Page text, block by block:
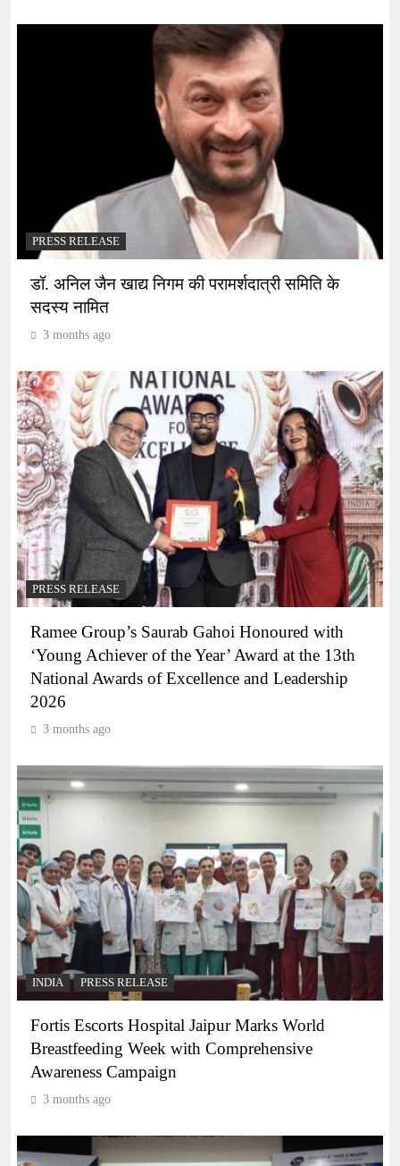
PRESS RELEASE
डॉ. अनिल जैन खाद्य निगम की परामर्शदात्री समिति के
सदस्य नामित
3 months ago
PRESS RELEASE
Ramee Group’s Saurab Gahoi Honoured with
‘Young Achiever of the Year’ Award at the 13th
National Awards of Excellence and Leadership
2026
3 months ago
INDIA PRESS RELEASE
Fortis Escorts Hospital Jaipur Marks World
Breastfeeding Week with Comprehensive
Awareness Campaign
3 months ago